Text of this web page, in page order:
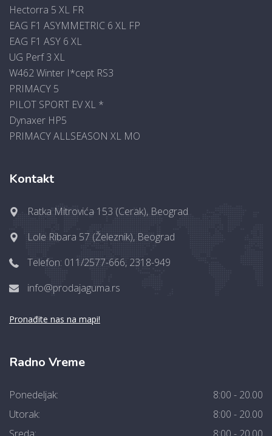
Hectorra 5 XL FR
EAG F1 ASYMMETRIC 6 XL FP
EAG F1 ASY 6 XL
UG Perf 3 XL
W462 Winter I*cept RS3
PRIMACY 5
PILOT SPORT EV XL *
Dynaxer HP5
PRIMACY ALLSEASON XL MO
Kontakt
Ratka Mitrovića 153 (Cerak), Beograd
Lole Ribara 57 (Železnik), Beograd
Telefon: 011/2577-666, 2318-949
info@prodajaguma.rs
Pronađite nas na mapi!
Radno Vreme
Ponedeljak:
8:00 - 20.00
Utorak:
8:00 - 20.00